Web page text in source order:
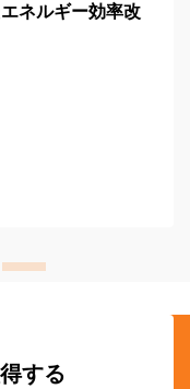
ネルギー効率改
する